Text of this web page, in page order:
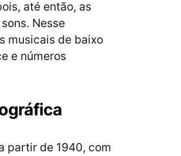
até então, as
Nesse
musicais de baixo
e números
partir de 1940, com